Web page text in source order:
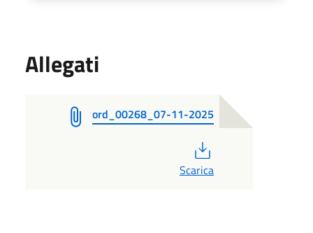
Allegati
ord_00268_07-11-2025
Scarica